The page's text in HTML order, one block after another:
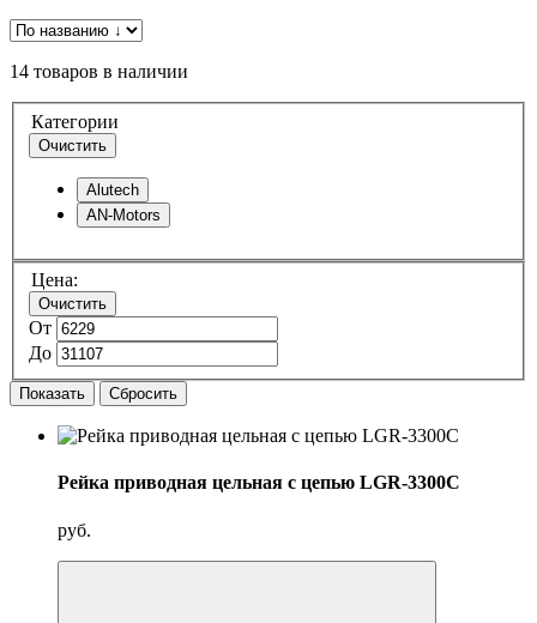
14 товаров в наличии
Категории
Очистить
Alutech
AN-Motors
Цена:
Очистить
От
До
Показать Сбросить
Рейка приводная цельная с цепью LGR-3300C
руб.